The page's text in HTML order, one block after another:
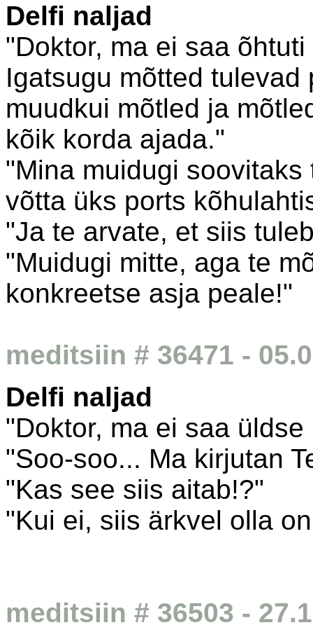
Delfi naljad
"Doktor, ma ei saa
Igatsugu mõtted
muudkui mõtled ja
kõik korda ajada."
"Mina muidugi
võtta üks ports
"Ja te arvate, et siis
"Muidugi mitte, aga te
konkreetse asja peale!"
meditsiin # 36471 -
Delfi naljad
"Doktor, ma ei saa üldse
"Soo-soo... Ma kirjutan
"Kas see siis aitab!?"
"Kui ei, siis ärkvel olla
meditsiin # 36503 -